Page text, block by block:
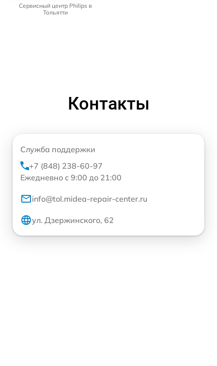
Сервисный центр Philips в
Тольятти
Контакты
Служба поддержки
+7 (848) 238-60-97
Ежедневно с 9:00 до 21:00
info@tol.midea-repair-center.ru
ул. Дзержинского, 62